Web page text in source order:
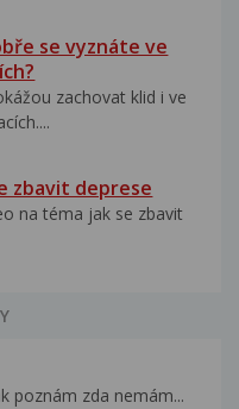
se vyznáte ve
zachovat klid i ve
zbavit deprese
na téma jak se zbavit
poznám zda nemám...